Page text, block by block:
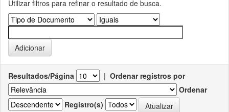
Utilizar filtros para refinar o resultado de busca.
Resultados/Página | Ordenar registros por
Ordenar
Registro(s)